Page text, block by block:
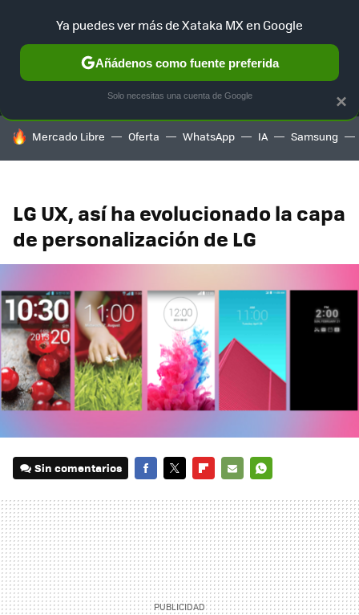
MENÚ NUEVO
GAMING HOME AUTO
HOY SE HABLA DE
Mercado Libre Oferta WhatsApp IA Samsung
LG UX, así ha evolucionado la capa
de personalización de LG
Sin comentarios
MAIL
×
Ya puedes ver más de Xataka MX en Google
Añádenos como fuente preferida
Solo necesitas una cuenta de Google